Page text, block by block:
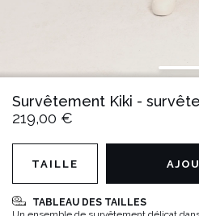
219,00 €
TABLEAU DES TAILLES
TAILLE